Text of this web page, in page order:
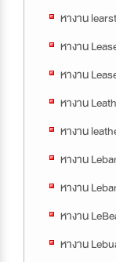
หางาน
หางาน
หางาน
หางาน
หางาน
หางาน
หางาน
หางาน
หางาน